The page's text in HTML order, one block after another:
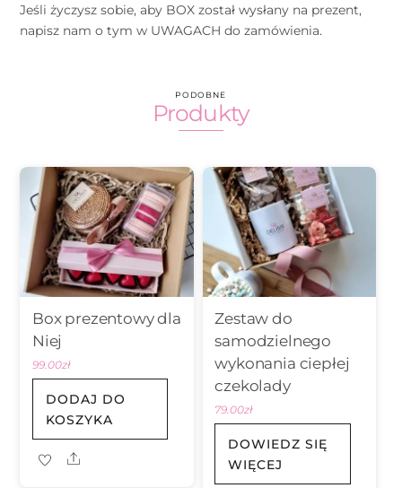
Jeśli życzysz sobie, aby BOX został wysłany na prezent,
napisz nam o tym w UWAGACH do zamówienia.
PODOBNE
Produkty
Box prezentowy dla
Niej
99.00zł
DODAJ DO
KOSZYKA
Share
Zestaw do
samodzielnego
wykonania ciepłej
czekolady
79.00zł
DOWIEDZ SIĘ
WIĘCEJ